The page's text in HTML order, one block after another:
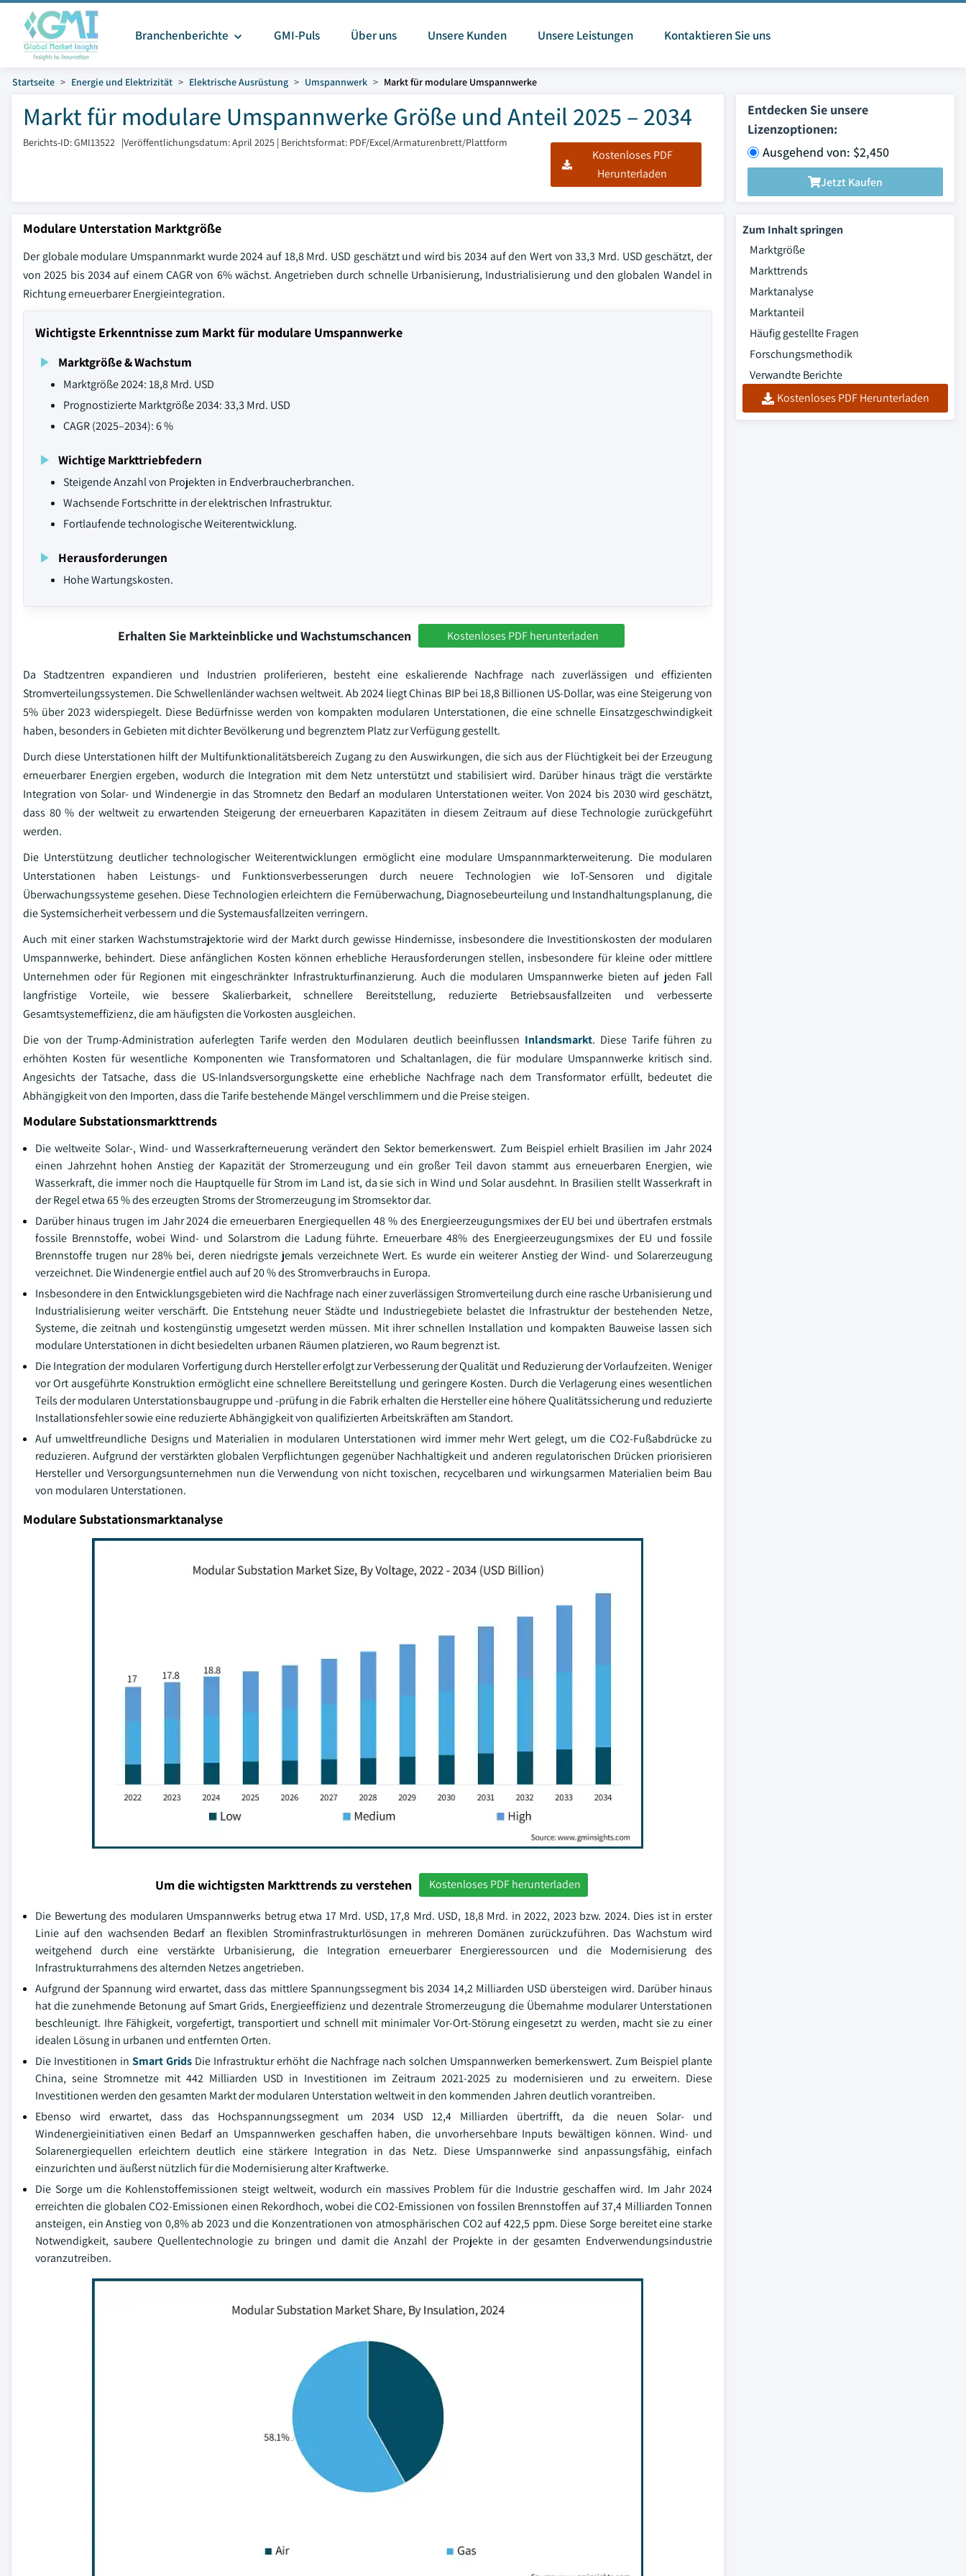
Branchenberichte GMI-Puls Über uns Unsere Kunden Unsere Leistungen Kontaktieren Sie uns
Startseite Energie und Elektrizität Elektrische Ausrüstung Umspannwerk Markt für modulare Umspannwerke
Markt für modulare Umspannwerke Größe und Anteil 2025 – 2034
Berichts-ID: GMI13522 |Veröffentlichungsdatum: April 2025 | Berichtsformat: PDF/Excel/Armaturenbrett/Plattform
Kostenloses PDF
Herunterladen
Entdecken Sie unsere
Lizenzoptionen:
Ausgehend von: $2,450
Jetzt Kaufen
Modulare Unterstation Marktgröße
Der globale modulare Umspannmarkt wurde 2024 auf 18,8 Mrd. USD geschätzt und wird bis 2034 auf den Wert von 33,3 Mrd. USD geschätzt, der
von 2025 bis 2034 auf einem CAGR von 6% wächst. Angetrieben durch schnelle Urbanisierung, Industrialisierung und den globalen Wandel in
Richtung erneuerbarer Energieintegration.
Wichtigste Erkenntnisse zum Markt für modulare Umspannwerke
Marktgröße & Wachstum
Marktgröße 2024: 18,8 Mrd. USD
Prognostizierte Marktgröße 2034: 33,3 Mrd. USD
CAGR (2025–2034): 6 %
Wichtige Markttriebfedern
Steigende Anzahl von Projekten in Endverbraucherbranchen.
Wachsende Fortschritte in der elektrischen Infrastruktur.
Fortlaufende technologische Weiterentwicklung.
Herausforderungen
Hohe Wartungskosten.
Erhalten Sie Markteinblicke und Wachstumschancen Kostenloses PDF herunterladen
Da Stadtzentren expandieren und Industrien proliferieren, besteht eine eskalierende Nachfrage nach zuverlässigen und effizienten
Stromverteilungssystemen. Die Schwellenländer wachsen weltweit. Ab 2024 liegt Chinas BIP bei 18,8 Billionen US-Dollar, was eine Steigerung von
5% über 2023 widerspiegelt. Diese Bedürfnisse werden von kompakten modularen Unterstationen, die eine schnelle Einsatzgeschwindigkeit
haben, besonders in Gebieten mit dichter Bevölkerung und begrenztem Platz zur Verfügung gestellt.
Durch diese Unterstationen hilft der Multifunktionalitätsbereich Zugang zu den Auswirkungen, die sich aus der Flüchtigkeit bei der Erzeugung
erneuerbarer Energien ergeben, wodurch die Integration mit dem Netz unterstützt und stabilisiert wird. Darüber hinaus trägt die verstärkte
Integration von Solar- und Windenergie in das Stromnetz den Bedarf an modularen Unterstationen weiter. Von 2024 bis 2030 wird geschätzt,
dass 80 % der weltweit zu erwartenden Steigerung der erneuerbaren Kapazitäten in diesem Zeitraum auf diese Technologie zurückgeführt
werden.
Die Unterstützung deutlicher technologischer Weiterentwicklungen ermöglicht eine modulare Umspannmarkterweiterung. Die modularen
Unterstationen haben Leistungs- und Funktionsverbesserungen durch neuere Technologien wie IoT-Sensoren und digitale
Überwachungssysteme gesehen. Diese Technologien erleichtern die Fernüberwachung, Diagnosebeurteilung und Instandhaltungsplanung, die
die Systemsicherheit verbessern und die Systemausfallzeiten verringern.
Auch mit einer starken Wachstumstrajektorie wird der Markt durch gewisse Hindernisse, insbesondere die Investitionskosten der modularen
Umspannwerke, behindert. Diese anfänglichen Kosten können erhebliche Herausforderungen stellen, insbesondere für kleine oder mittlere
Unternehmen oder für Regionen mit eingeschränkter Infrastrukturfinanzierung. Auch die modularen Umspannwerke bieten auf jeden Fall
langfristige Vorteile, wie bessere Skalierbarkeit, schnellere Bereitstellung, reduzierte Betriebsausfallzeiten und verbesserte
Gesamtsystemeffizienz, die am häufigsten die Vorkosten ausgleichen.
Die von der Trump-Administration auferlegten Tarife werden den Modularen deutlich beeinflussen Inlandsmarkt. Diese Tarife führen zu
erhöhten Kosten für wesentliche Komponenten wie Transformatoren und Schaltanlagen, die für modulare Umspannwerke kritisch sind.
Angesichts der Tatsache, dass die US-Inlandsversorgungskette eine erhebliche Nachfrage nach dem Transformator erfüllt, bedeutet die
Abhängigkeit von den Importen, dass die Tarife bestehende Mängel verschlimmern und die Preise steigen.
Modulare Substationsmarkttrends
Die weltweite Solar-, Wind- und Wasserkrafterneuerung verändert den Sektor bemerkenswert. Zum Beispiel erhielt Brasilien im Jahr 2024
einen Jahrzehnt hohen Anstieg der Kapazität der Stromerzeugung und ein großer Teil davon stammt aus erneuerbaren Energien, wie
Wasserkraft, die immer noch die Hauptquelle für Strom im Land ist, da sie sich in Wind und Solar ausdehnt. In Brasilien stellt Wasserkraft in
der Regel etwa 65 % des erzeugten Stroms der Stromerzeugung im Stromsektor dar.
Darüber hinaus trugen im Jahr 2024 die erneuerbaren Energiequellen 48 % des Energieerzeugungsmixes der EU bei und übertrafen erstmals
fossile Brennstoffe, wobei Wind- und Solarstrom die Ladung führte. Erneuerbare 48% des Energieerzeugungsmixes der EU und fossile
Brennstoffe trugen nur 28% bei, deren niedrigste jemals verzeichnete Wert. Es wurde ein weiterer Anstieg der Wind- und Solarerzeugung
verzeichnet. Die Windenergie entfiel auch auf 20 % des Stromverbrauchs in Europa.
Insbesondere in den Entwicklungsgebieten wird die Nachfrage nach einer zuverlässigen Stromverteilung durch eine rasche Urbanisierung und
Industrialisierung weiter verschärft. Die Entstehung neuer Städte und Industriegebiete belastet die Infrastruktur der bestehenden Netze,
Systeme, die zeitnah und kostengünstig umgesetzt werden müssen. Mit ihrer schnellen Installation und kompakten Bauweise lassen sich
modulare Unterstationen in dicht besiedelten urbanen Räumen platzieren, wo Raum begrenzt ist.
Die Integration der modularen Vorfertigung durch Hersteller erfolgt zur Verbesserung der Qualität und Reduzierung der Vorlaufzeiten. Weniger
vor Ort ausgeführte Konstruktion ermöglicht eine schnellere Bereitstellung und geringere Kosten. Durch die Verlagerung eines wesentlichen
Teils der modularen Unterstationsbaugruppe und -prüfung in die Fabrik erhalten die Hersteller eine höhere Qualitätssicherung und reduzierte
Installationsfehler sowie eine reduzierte Abhängigkeit von qualifizierten Arbeitskräften am Standort.
Auf umweltfreundliche Designs und Materialien in modularen Unterstationen wird immer mehr Wert gelegt, um die CO2-Fußabdrücke zu
reduzieren. Aufgrund der verstärkten globalen Verpflichtungen gegenüber Nachhaltigkeit und anderen regulatorischen Drücken priorisieren
Hersteller und Versorgungsunternehmen nun die Verwendung von nicht toxischen, recycelbaren und wirkungsarmen Materialien beim Bau
von modularen Unterstationen.
Modulare Substationsmarktanalyse
Um die wichtigsten Markttrends zu verstehen Kostenloses PDF herunterladen
Die Bewertung des modularen Umspannwerks betrug etwa 17 Mrd. USD, 17,8 Mrd. USD, 18,8 Mrd. in 2022, 2023 bzw. 2024. Dies ist in erster
Linie auf den wachsenden Bedarf an flexiblen Strominfrastrukturlösungen in mehreren Domänen zurückzuführen. Das Wachstum wird
weitgehend durch eine verstärkte Urbanisierung, die Integration erneuerbarer Energieressourcen und die Modernisierung des
Infrastrukturrahmens des alternden Netzes angetrieben.
Aufgrund der Spannung wird erwartet, dass das mittlere Spannungssegment bis 2034 14,2 Milliarden USD übersteigen wird. Darüber hinaus
hat die zunehmende Betonung auf Smart Grids, Energieeffizienz und dezentrale Stromerzeugung die Übernahme modularer Unterstationen
beschleunigt. Ihre Fähigkeit, vorgefertigt, transportiert und schnell mit minimaler Vor-Ort-Störung eingesetzt zu werden, macht sie zu einer
idealen Lösung in urbanen und entfernten Orten.
Die Investitionen inSmart Grids Die Infrastruktur erhöht die Nachfrage nach solchen Umspannwerken bemerkenswert. Zum Beispiel plante
China, seine Stromnetze mit 442 Milliarden USD in Investitionen im Zeitraum 2021-2025 zu modernisieren und zu erweitern. Diese
Investitionen werden den gesamten Markt der modularen Unterstation weltweit in den kommenden Jahren deutlich vorantreiben.
Ebenso wird erwartet, dass das Hochspannungssegment um 2034 USD 12,4 Milliarden übertrifft, da die neuen Solar- und
Windenergieinitiativen einen Bedarf an Umspannwerken geschaffen haben, die unvorhersehbare Inputs bewältigen können. Wind- und
Solarenergiequellen erleichtern deutlich eine stärkere Integration in das Netz. Diese Umspannwerke sind anpassungsfähig, einfach
einzurichten und äußerst nützlich für die Modernisierung alter Kraftwerke.
Die Sorge um die Kohlenstoffemissionen steigt weltweit, wodurch ein massives Problem für die Industrie geschaffen wird. Im Jahr 2024
erreichten die globalen CO2-Emissionen einen Rekordhoch, wobei die CO2-Emissionen von fossilen Brennstoffen auf 37,4 Milliarden Tonnen
ansteigen, ein Anstieg von 0,8% ab 2023 und die Konzentrationen von atmosphärischen CO2 auf 422,5 ppm. Diese Sorge bereitet eine starke
Notwendigkeit, saubere Quellentechnologie zu bringen und damit die Anzahl der Projekte in der gesamten Endverwendungsindustrie
voranzutreiben.
Zum Inhalt springen
Marktgröße
Markttrends
Marktanalyse
Marktanteil
Häufig gestellte Fragen
Forschungsmethodik
Verwandte Berichte
Kostenloses PDF Herunterladen